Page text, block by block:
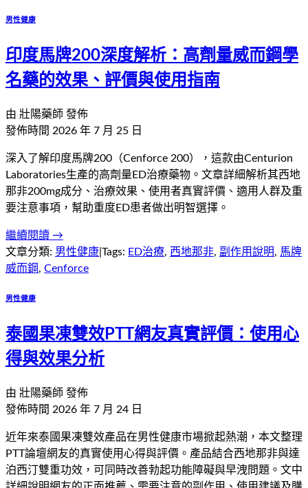
男性健康
印度馬牌200深度解析：高劑量威而鋼學
名藥的效果、評價與使用指南
由 壯陽藥師 發佈
發佈時間 2026 年 7 月 25 日
深入了解印度馬牌200（Cenforce 200），這款由Centurion
Laboratories生產的高劑量ED治療藥物。文章詳細解析其西地
那非200mg成分、治療效果、使用者真實評價、適用人群及重
要注意事項，幫助重度ED患者做出明智選擇。
繼續閱讀 →
文章分類: 男性健康 Tags: ED治療, 西地那非, 副作用說明, 馬牌
威而鋼, Cenforce
男性健康
泰國果凍雙效PTT網友真實評價：使用心
得與效果分析
由 壯陽藥師 發佈
發佈時間 2026 年 7 月 24 日
近年來泰國果凍雙效產品在男性健康市場掀起熱潮，本文整理
PTT論壇網友的真實使用心得與評價。產品結合西地那非與達
泊西汀雙重功效，可同時改善勃起功能障礙與早洩問題。文中